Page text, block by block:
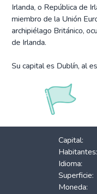
Irlanda, o República de
miembro de la Unión
archipiélago Británico,
de Irlanda.
Su capital es Dublín, al
Capital:
Habitantes:
Idioma:
Superficie:
Moneda: